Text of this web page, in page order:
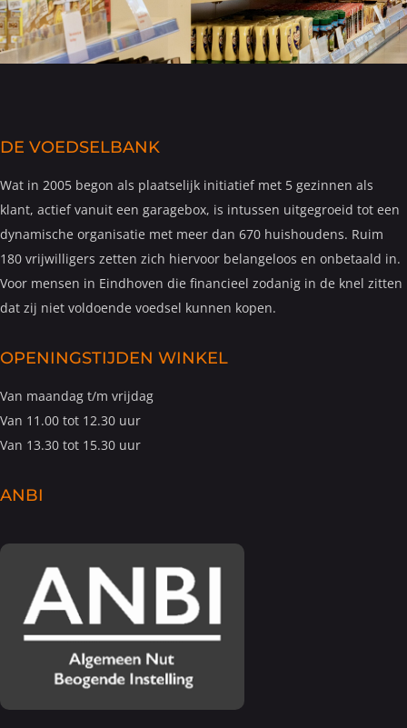
DE VOEDSELBANK
Wat in 2005 begon als plaatselijk initiatief met 5 gezinnen als
klant, actief vanuit een garagebox, is intussen uitgegroeid tot een
dynamische organisatie met meer dan 670 huishoudens. Ruim
180 vrijwilligers zetten zich hiervoor belangeloos en onbetaald in.
Voor mensen in Eindhoven die financieel zodanig in de knel zitten
dat zij niet voldoende voedsel kunnen kopen.
OPENINGSTIJDEN WINKEL
Van maandag t/m vrijdag
Van 11.00 tot 12.30 uur
Van 13.30 tot 15.30 uur
ANBI